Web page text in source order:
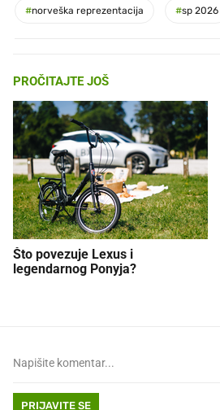
#norveška reprezentacija #sp 2026
PROČITAJTE JOŠ
Što povezuje Lexus i
legendarnog Ponyja?
PRIJAVITE SE